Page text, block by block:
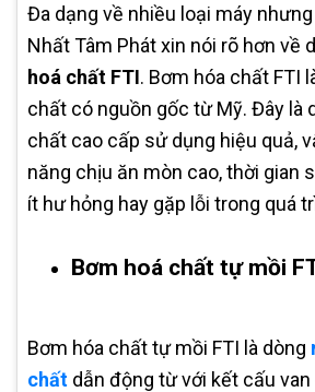
Đa dạng về nhiều loại máy
Nhất Tâm Phát xin nói rõ hơn về
hoá chất FTI. Bơm hóa chất FTI
chất có nguồn gốc từ Mỹ. Đây là
chất cao cấp sử dụng hiệu quả,
năng chịu ăn mòn cao, thời gian
ít hư hỏng hay gặp lỗi trong quá
Bơm hoá chất tự mồi
Bơm hóa chất tự mồi FTI là dòng
chất dẫn động từ với kết cấu